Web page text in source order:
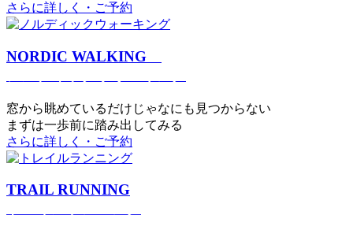
さらに詳しく・ご予約
NORDIC WALKING
窓から眺めているだけじゃなにも見つからない
まずは一歩前に踏み出してみる
さらに詳しく・ご予約
TRAIL RUNNING